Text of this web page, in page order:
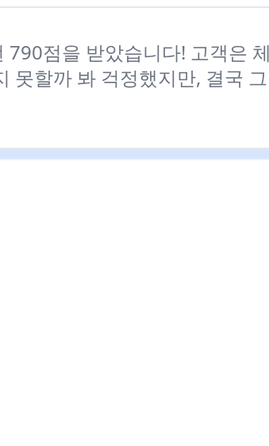
790점을 받았습니다! 고객은
못할까 봐 걱정했지만, 결국